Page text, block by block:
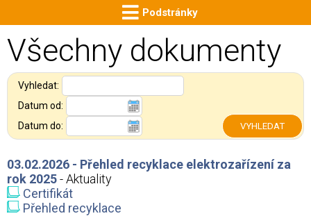
Podstránky
Všechny dokumenty
Vyhledat:
Datum od:
Datum do:
03.02.2026 - Přehled recyklace elektrozařízení za
rok 2025- Aktuality
Certifikát
Přehled recyklace